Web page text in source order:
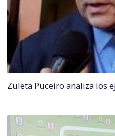
Zuleta Puceiro analiza los